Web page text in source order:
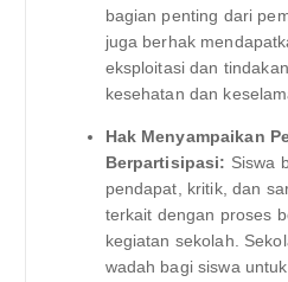
bagian penting dari
juga berhak
eksploitasi dan
kesehatan dan
Hak Menyampaikan
Berpartisipasi: Siswa
pendapat, kritik, dan
terkait dengan proses
kegiatan sekolah.
wadah bagi siswa